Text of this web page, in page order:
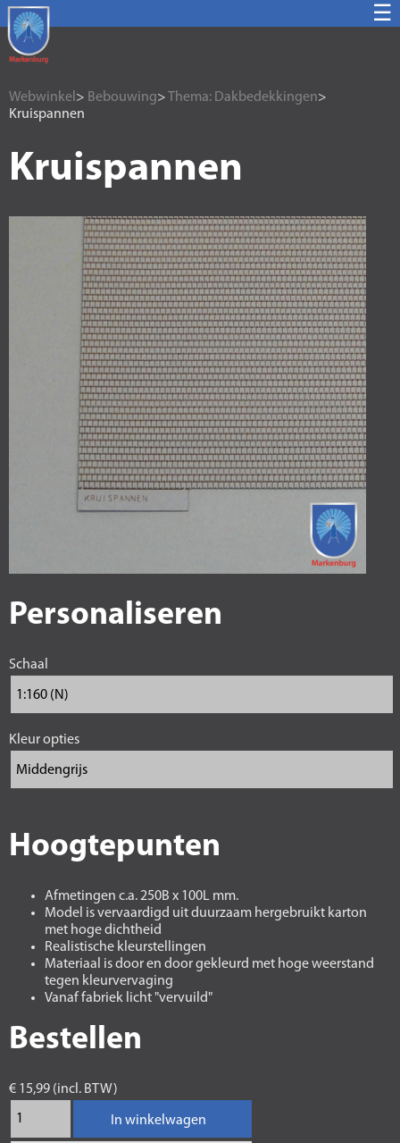
☰
Webwinkel > Bebouwing> Thema: Dakbedekkingen>
Kruispannen
Kruispannen
Personaliseren
Schaal
Kleur opties
Hoogtepunten
Afmetingen c.a. 250B x 100L mm.
Model is vervaardigd uit duurzaam hergebruikt karton
met hoge dichtheid
Realistische kleurstellingen
Materiaal is door en door gekleurd met hoge weerstand
tegen kleurvervaging
Vanaf fabriek licht "vervuild"
Bestellen
€ 15,99 (incl. BTW)
In winkelwagen